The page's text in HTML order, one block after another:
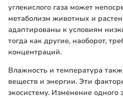
углекислого газа может
метаболизм животных и
адаптированы к условиям
тогда как другие, наоборот,
концентраций.
Влажность и температура
веществ и энергии. Эти
экосистему. Изменение